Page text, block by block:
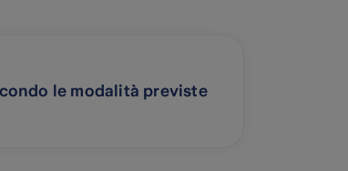
le modalità previste